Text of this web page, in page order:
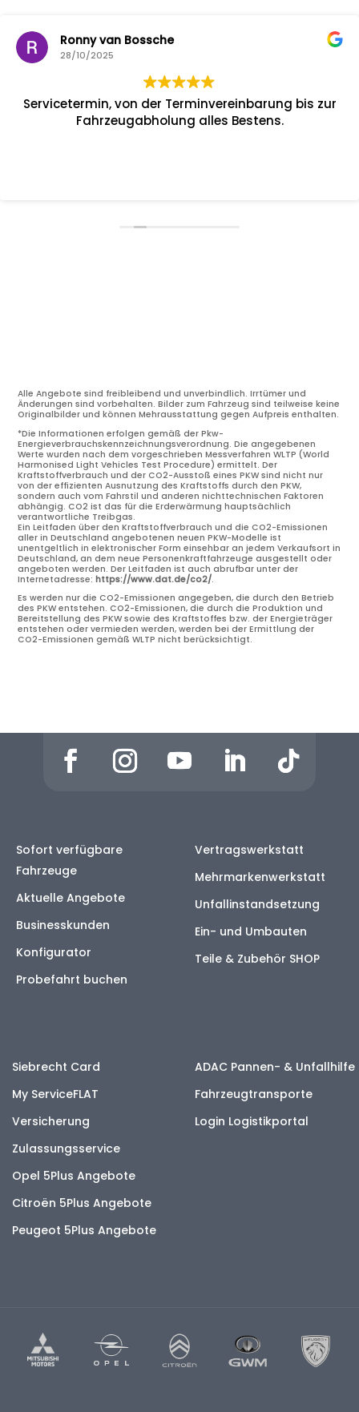
Ronny van Bossche
28/10/2025
Servicetermin, von der Terminvereinbarung bis zur
Fahrzeugabholung alles Bestens.
Alle Angebote sind freibleibend und unverbindlich. Irrtümer und
Änderungen sind vorbehalten. Bilder zum Fahrzeug sind teilweise keine
Originalbilder und können Mehrausstattung gegen Aufpreis enthalten.
*Die Informationen erfolgen gemäß der Pkw-
Energieverbrauchskennzeichnungsverordnung. Die angegebenen
Werte wurden nach dem vorgeschrieben Messverfahren WLTP (World
Harmonised Light Vehicles Test Procedure) ermittelt. Der
Kraftstoffverbrauch und der CO2-Ausstoß eines PKW sind nicht nur
von der effizienten Ausnutzung des Kraftstoffs durch den PKW,
sondern auch vom Fahrstil und anderen nichttechnischen Faktoren
abhängig. CO2 ist das für die Erderwärmung hauptsächlich
verantwortliche Treibgas.
Ein Leitfaden über den Kraftstoffverbrauch und die CO2-Emissionen
aller in Deutschland angebotenen neuen PKW-Modelle ist
unentgeltlich in elektronischer Form einsehbar an jedem Verkaufsort in
Deutschland, an dem neue Personenkraftfahrzeuge ausgestellt oder
angeboten werden. Der Leitfaden ist auch abrufbar unter der
Internetadresse:https://www.dat.de/co2/.
Es werden nur die CO2-Emissionen angegeben, die durch den Betrieb
des PKW entstehen. CO2-Emissionen, die durch die Produktion und
Bereitstellung des PKW sowie des Kraftstoffes bzw. der Energieträger
entstehen oder vermieden werden, werden bei der Ermittlung der
CO2-Emissionen gemäß WLTP nicht berücksichtigt.
Sofort verfügbare
Fahrzeuge
Aktuelle Angebote
Businesskunden
Konfigurator
Probefahrt buchen
Vertragswerkstatt
Mehrmarkenwerkstatt
Unfallinstandsetzung
Ein- und Umbauten
Teile & Zubehör SHOP
Siebrecht Card
My ServiceFLAT
Versicherung
Zulassungsservice
Opel 5Plus Angebote
Citroën 5Plus Angebote
Peugeot 5Plus Angebote
ADAC Pannen- & Unfallhilfe
Fahrzeugtransporte
Login Logistikportal